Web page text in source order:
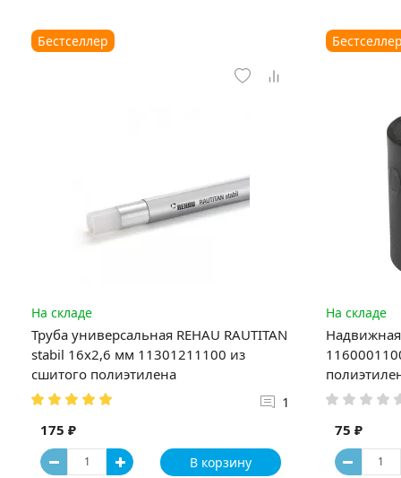
Бестселлер
На складе
Труба универсальная REHAU RAUTITAN
stabil 16х2,6 мм 11301211100 из
сшитого полиэтилена
1
175 ₽
В корзину
На складе
Надвижная
75 ₽